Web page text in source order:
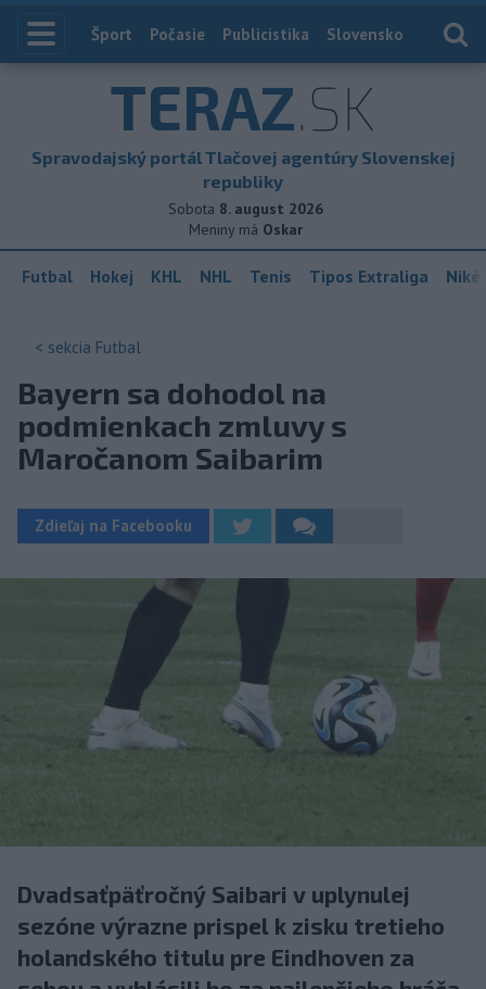
Index
Šport Počasie Publicistika Slovensko
TERAZ.SK
Spravodajský portál Tlačovej agentúry Slovenskej
republiky
Sobota 8. august 2026
Meniny má Oskar
Futbal Hokej KHL NHL Tenis Tipos Extraliga
< sekcia Futbal
Bayern sa dohodol na
podmienkach zmluvy s
Maročanom Saibarim
Zdieľaj na Facebooku
Dvadsaťpäťročný Saibari v uplynulej
sezóne výrazne prispel k zisku tretieho
holandského titulu pre Eindhoven za